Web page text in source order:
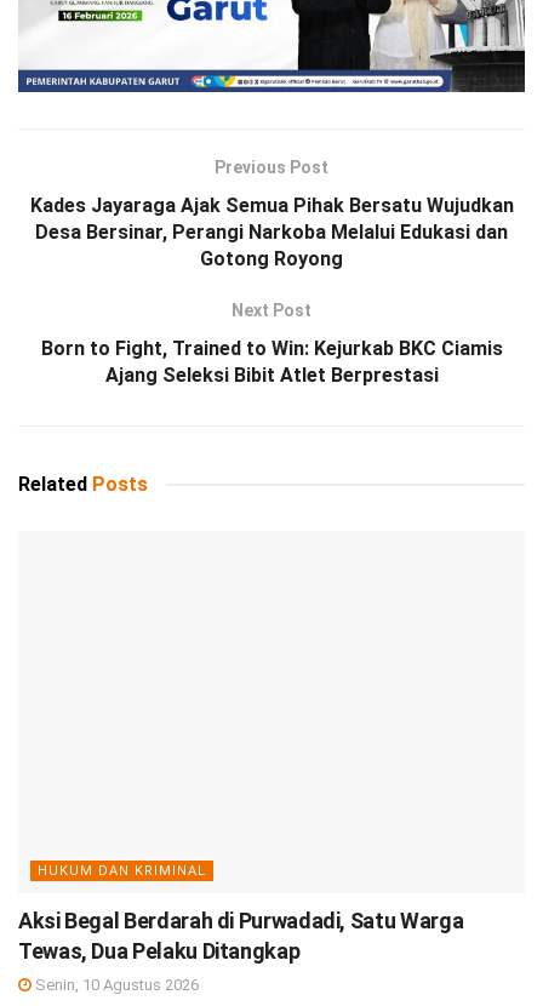
Previous Post
Kades Jayaraga Ajak Semua Pihak Bersatu Wujudkan
Desa Bersinar, Perangi Narkoba Melalui Edukasi dan
Gotong Royong
Next Post
Born to Fight, Trained to Win: Kejurkab BKC Ciamis
Ajang Seleksi Bibit Atlet Berprestasi
Related Posts
HUKUM DAN KRIMINAL
Aksi Begal Berdarah di Purwadadi, Satu Warga
Tewas, Dua Pelaku Ditangkap
Senin, 10 Agustus 2026